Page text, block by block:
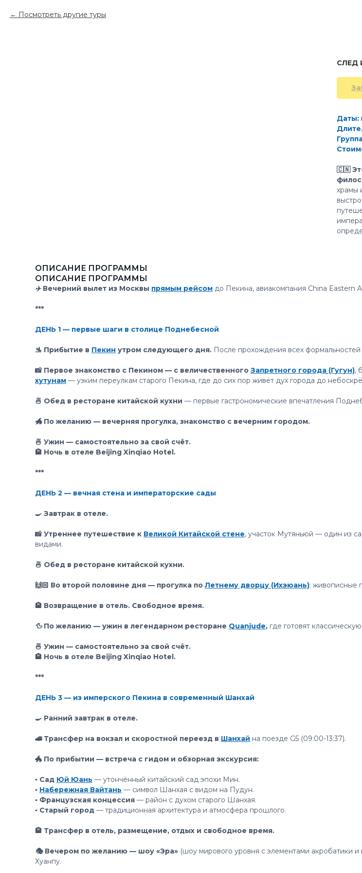
Посмотреть другие туры
СЛЕД
Даты:
🇨🇳
храмы
ОПИСАНИЕ ПРОГРАММЫ
ОПИСАНИЕ ПРОГРАММЫ
✈️ Вечерний вылет из Москвы прямым рейсом до Пекина, авиакомпания China
***
ДЕНЬ 1 — первые шаги в столице Поднебесной
🛬 Прибытие в Пекин утром следующего дня. После прохождения всех формальностей
📸 Первое знакомство с Пекином — с величественного Запретного города (Гугун),
хутунам — узким переулкам старого Пекина, где до сих пор живёт дух города до
🍜 Обед в ресторане китайской кухни — первые гастрономические впечатления
🐲 По желанию — вечерняя прогулка, знакомство с вечерним городом.
🍜 Ужин — самостоятельно за свой счёт.
🏨 Ночь в отеле Beijing Xinqiao Hotel.
***
ДЕНЬ 2 — вечная стена и императорские сады
🍳 Завтрак в отеле.
📸 Утреннее путешествие к Великой Китайской стене, участок Мутяньюй — один из
видами.
🍜 Обед в ресторане китайской кухни.
🙌🏻 Во второй половине дня — прогулка по Летнему дворцу (Ихэюань): живописные
🏨 Возвращение в отель. Свободное время.
🦆 По желанию — ужин в легендарном ресторане Quanjude, где готовят
🍜 Ужин — самостоятельно за свой счёт.
🏨 Ночь в отеле Beijing Xinqiao Hotel.
***
ДЕНЬ 3 — из имперского Пекина в современный Шанхай
🍳 Ранний завтрак в отеле.
🚄 Трансфер на вокзал и скоростной переезд в Шанхай на поезде G5 (09:00-13:37).
🐲 По прибытии — встреча с гидом и обзорная экскурсия:
▪️ Сад Юй Юань — утончённый китайский сад эпохи Мин.
▪️ Набережная Вайтань — символ Шанхая с видом на Пудун.
▪️ Французская концессия — район с духом старого Шанхая.
▪️ Старый город — традиционная архитектура и атмосфера прошлого.
🏨 Трансфер в отель, размещение, отдых и свободное время.
🎭 Вечером по желанию — шоу «Эра» (шоу мирового уровня с элементами акробатики и
Хуанпу.